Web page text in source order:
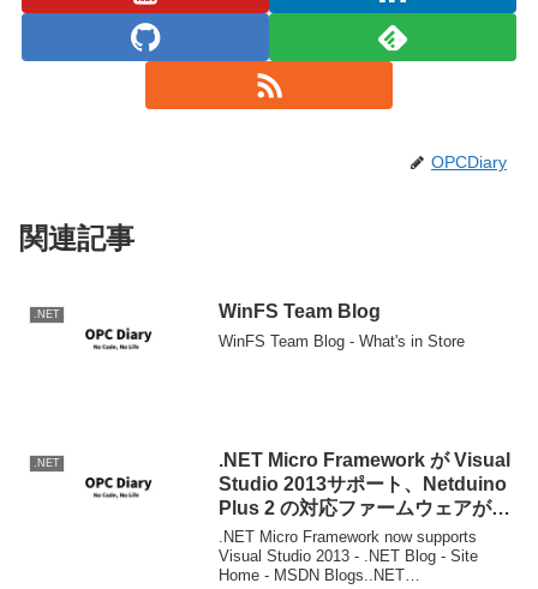
OPCDiary
関連記事
.NET WinFS Team Blog
WinFS Team Blog - What's in Store
.NET
.NET Micro Framework が Visual
Studio 2013サポート、Netduino
Plus 2 の対応ファームウェアが公
開
.NET Micro Framework now supports
Visual Studio 2013 - .NET Blog - Site
Home - MSDN Blogs..NET